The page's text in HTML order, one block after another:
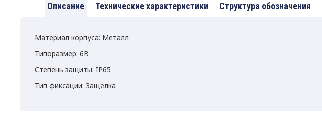
Описание Технические характеристики Структура обозначения
Материал корпуса: Металл
Типоразмер: 6B
Степень защиты: IP65
Тип фиксации: Защелка